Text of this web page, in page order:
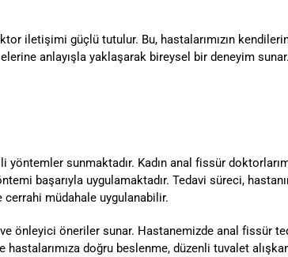
iletişimi güçlü tutulur. Bu, hastalarımızın
anlayışla yaklaşarak bireysel bir deneyim sunar.
sunmaktadır. Kadın anal fissür
başarıyla uygulamaktadır. Tedavi süreci,
müdahale uygulanabilir.
önleyici öneriler sunar. Hastanemizde anal fissür
doğru beslenme, düzenli tuvalet